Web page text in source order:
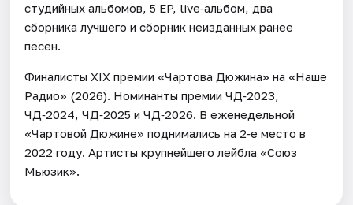
студийных альбомов, 5 EP, live‑альбом, два
сборника лучшего и сборник неизданных ранее
песен.
Финалисты XIX премии «Чартова Дюжина» на «Наше
Радио» (2026). Номинанты премии ЧД‑2023,
ЧД‑2024, ЧД‑2025 и ЧД‑2026. В еженедельной
«Чартовой Дюжине» поднимались на 2‑е место в
2022 году. Артисты крупнейшего лейбла «Союз
Мьюзик».